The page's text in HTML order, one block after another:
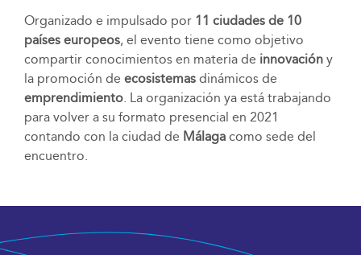
Organizado e impulsado por 11 ciudades de 10
países europeos, el evento tiene como objetivo
compartir conocimientos en materia de innovacióny
la promoción de ecosistemas dinámicos de
emprendimiento. La organización ya está trabajando
para volver a su formato presencial en 2021
contando con la ciudad de Málagacomo sede del
encuentro.